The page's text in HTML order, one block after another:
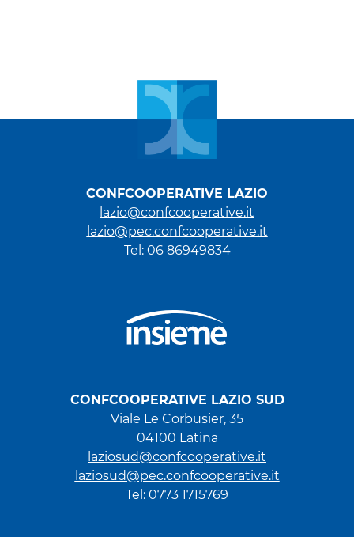
CONFCOOPERATIVE LAZIO
lazio@confcooperative.it
lazio@pec.confcooperative.it
Tel: 06 86949834
CONFCOOPERATIVE LAZIO SUD
Viale Le Corbusier, 35
04100 Latina
laziosud@confcooperative.it
laziosud@pec.confcooperative.it
Tel: 0773 1715769